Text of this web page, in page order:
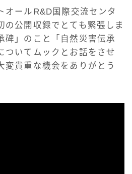
オールR&D国際交流センタ
の公開収録でとても緊張しま
碑」のこと「自然災害伝承
ついてムックとお話をさせ
変貴重な機会をありがとう